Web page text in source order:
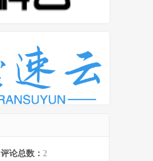
评论总数： 2